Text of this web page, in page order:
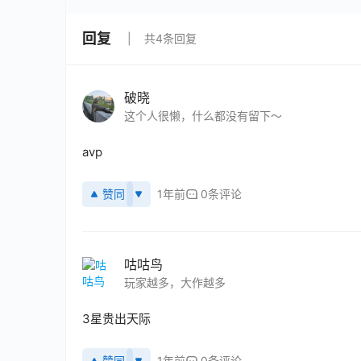
回复 共4条回复
破晓
这个人很懒，什么都没有留下～
avp
赞同 1年前 0条评论
咕咕鸟
玩家越多，大作越多
3星贵出天际